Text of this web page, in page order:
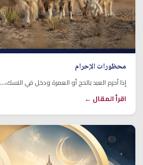
محظورات الإحرام
إذا أحرم العبد بالحج أو العمرة ودخل في النسك،...
اقرأ المقال ←